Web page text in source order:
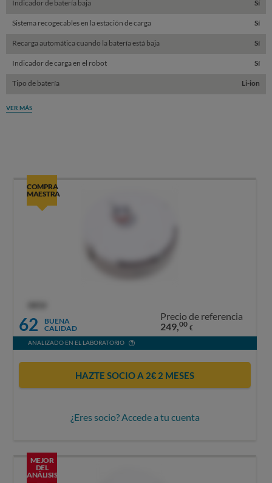
Indicador de batería baja Sí
Sistema recogecables en la estación de carga Sí
Recarga automática cuando la batería está baja Sí
Indicador de carga en el robot Sí
Tipo de batería Li-ion
VER MÁS
COMPRA
MAESTRA
62
BUENA
CALIDAD
Precio de referencia
249,00 €
ANALIZADO EN EL LABORATORIO
HAZTE SOCIO A 2€ 2 MESES
¿Eres socio? Accede a tu cuenta
MEJOR
DEL
ANÁLISIS